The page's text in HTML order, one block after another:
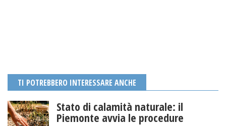
TI POTREBBERO INTERESSARE ANCHE
Stato di calamità naturale: il
Piemonte avvia le procedure